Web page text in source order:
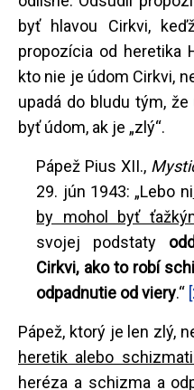
byť hlavou Cirkvi,
propozícia od heretika
kto nie je údom Cirkvi,
upadá do bludu tým,
byť údom, ak je „zlý“.
Pápež Pius XII.,
29. jún 1943: „Lebo ni
by mohol byť
svojej podstaty
Cirkvi, ako to robí
odpadnutie od viery.“
Pápež, ktorý je len zlý,
heretik alebo
heréza a schizma a